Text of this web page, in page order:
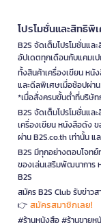
โปรโมชั่นและสิทธิพิ
B2S จัดเต็มโปรโมชั่นแล
อัปเดตทุกเดือนกับแคมเ
ทั้งสินค้าเครื่องเขียน หนั
และดีลพิเศษเมื่อช้อปผ่า
*เมื่อสั่งครบขั้นต่ำที่บริษัท
B2S จัดเต็มโปรโมชั่นแ
เครื่องเขียน หนังสือดัง
ผ่าน B2S.co.th เท่านั้น
B2S มีทุกอย่างตอบโจทย์
ของเล่นเสริมพัฒนาการ
B2S
สมัคร B2S Club รับข่าว
👉 สมัครสมาชิกเลย!
#ร้านหนังสือ #ร้านขายห